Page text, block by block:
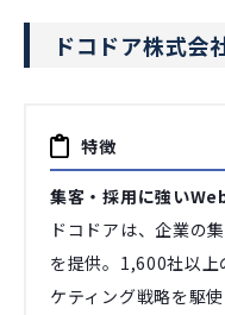
ドコドア株式会
特徴
集客・採用に強い
ドコドアは、企業の
を提供。1,600社以上
ケティング戦略を駆